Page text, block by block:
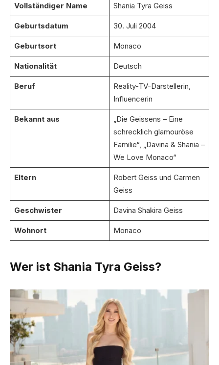
Vollständiger Name Shania Tyra Geiss
Geburtsdatum 30. Juli 2004
Geburtsort Monaco
Nationalität Deutsch
Beruf
Reality-TV-Darstellerin,
Influencerin
Bekannt aus
„Die Geissens – Eine
schrecklich glamouröse
Familie“, „Davina & Shania –
We Love Monaco“
Eltern
Robert Geiss und Carmen
Geiss
Geschwister Davina Shakira Geiss
Wohnort Monaco
Wer ist Shania Tyra Geiss?